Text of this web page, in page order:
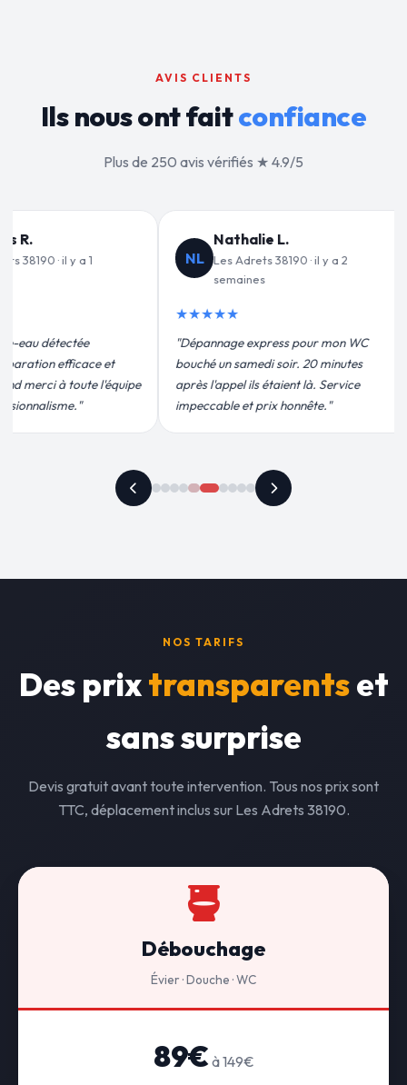
AVIS CLIENTS
Ils nous ont faitconfiance
Plus de 250 avis vérifiés ★ 4.9/5
a 2
WC
Jean-François C.
Les Adrets 38190 · il y a 3
semaines
"Remplacement de mon chauffe-eau en
moins de 2h. Équipe très pro, devis
conforme, chantier propre. Je
recommande vivement."
pour
NOS TARIFS
Des prixtransparentset
sans surprise
Devis gratuit avant toute intervention. Tous nos prix sont
TTC, déplacement inclus sur Les Adrets 38190.
Débouchage
Évier · Douche · WC
89€ à 149€